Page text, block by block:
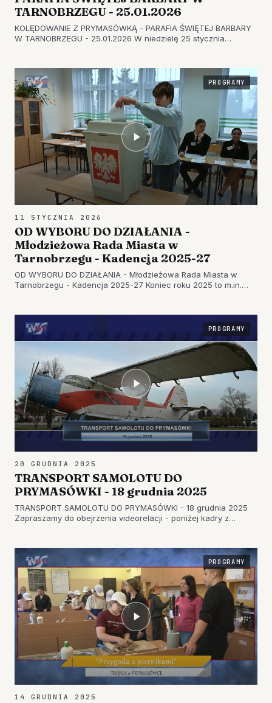
TARNOBRZEGU - 25.01.2026
KOLĘDOWANIE Z PRYMASÓWKĄ - PARAFIA ŚWIĘTEJ BARBARY
W TARNOBRZEGU - 25.01.2026 W niedzielę 25 stycznia
"KOLĘDOWANIE Z PRYMASÓWKĄ".…
PROGRAMY
11 STYCZNIA 2026
OD WYBORU DO DZIAŁANIA -
Młodzieżowa Rada Miasta w
Tarnobrzegu - Kadencja 2025-27
OD WYBORU DO DZIAŁANIA - Młodzieżowa Rada Miasta w
Tarnobrzegu - Kadencja 2025-27 Koniec roku 2025 to m.in.
width="696"] Młodzież…
PROGRAMY
20 GRUDNIA 2025
TRANSPORT SAMOLOTU DO
PRYMASÓWKI - 18 grudnia 2025
TRANSPORT SAMOLOTU DO PRYMASÓWKI - 18 grudnia 2025
Zapraszamy do obejrzenia videorelacji - poniżej kadry z
id="attachment_57…
PROGRAMY
14 GRUDNIA 2025